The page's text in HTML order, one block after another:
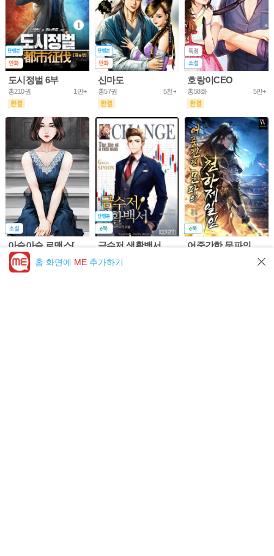
도시정벌 6부
총210권 1만+
신마도
총57권 5천+
호랑이CEO
총58화 5만+
아슬아슬 로맨스[개정판]
총61화
금수저 생활백서 어중간한 문파의 천하제일인
5만+
홈 화면에 ME 추가하기